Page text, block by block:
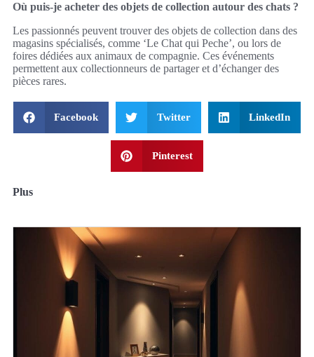
Où puis-je acheter des objets de collection autour des chats ?
Les passionnés peuvent trouver des objets de collection dans des
magasins spécialisés, comme ‘Le Chat qui Peche’, ou lors de
foires dédiées aux animaux de compagnie. Ces événements
permettent aux collectionneurs de partager et d’échanger des
pièces rares.
Facebook Twitter LinkedIn
Pinterest
Plus